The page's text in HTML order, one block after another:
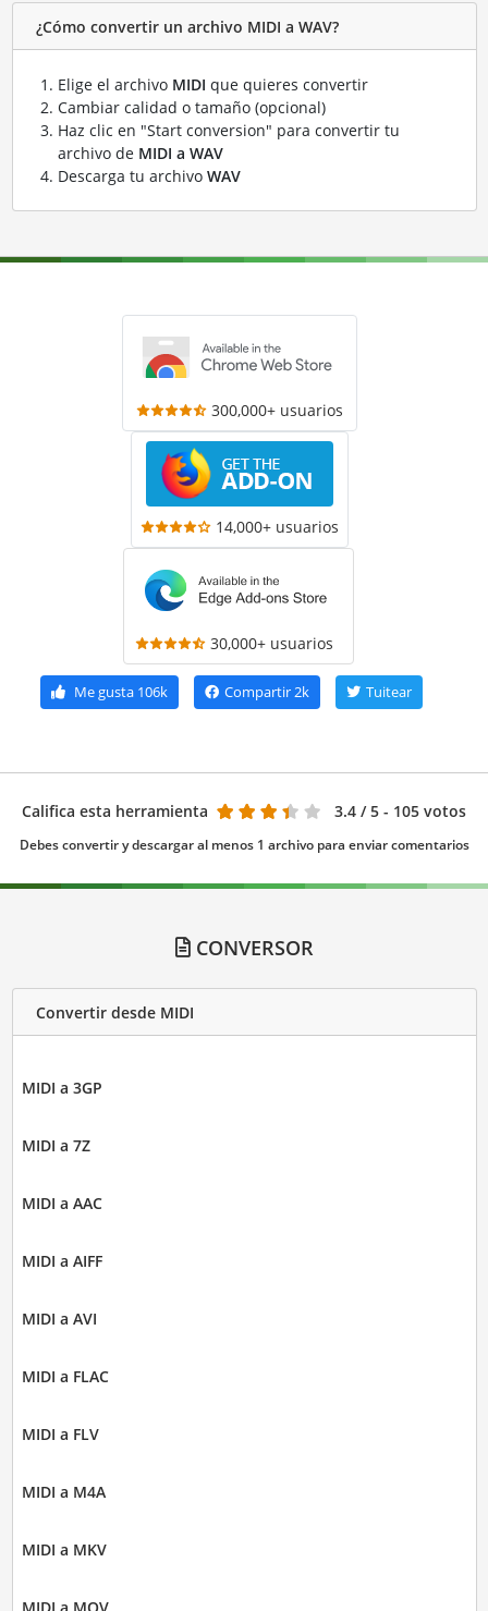
¿Cómo convertir un archivo MIDI a WAV?
Elige el archivo MIDI que quieres convertir
Cambiar calidad o tamaño (opcional)
Haz clic en "Start conversion" para convertir tu
archivo de MIDI a WAV
Descarga tu archivo WAV
300,000+ usuarios
14,000+ usuarios
30,000+ usuarios
Me gusta106k Compartir2k Tuitear
Califica esta herramienta 3.4 / 5 - 105 votos
Debes convertir y descargar al menos 1 archivo para enviar comentarios
CONVERSOR
Convertir desde MIDI
MIDI a 3GP
MIDI a 7Z
MIDI a AAC
MIDI a AIFF
MIDI a AVI
MIDI a FLAC
MIDI a FLV
MIDI a M4A
MIDI a MKV